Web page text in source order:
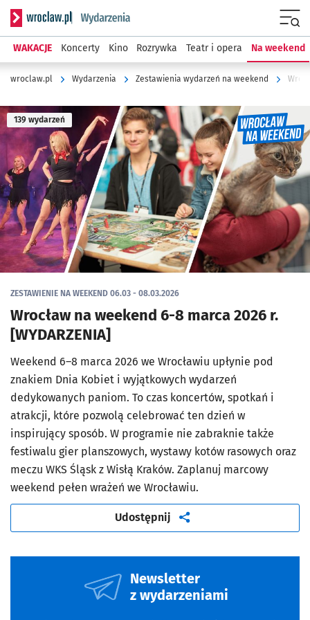
Serwis informacyjny wroclaw.pl podserwis: Wydarzenia
WAKACJE Koncerty Kino Rozrywka Teatr i opera Na weekend
wroclaw.pl Wydarzenia Zestawienia wydarzeń na weekend
ZESTAWIENIE NA WEEKEND 06.03 - 08.03.2026
Wrocław na weekend 6-8 marca 2026 r.
[WYDARZENIA]
139 wydarzeń
Weekend 6–8 marca 2026 we Wrocławiu upłynie pod
znakiem Dnia Kobiet i wyjątkowych wydarzeń
dedykowanych paniom. To czas koncertów, spotkań i
atrakcji, które pozwolą celebrować ten dzień w
inspirujący sposób. W programie nie zabraknie także
festiwalu gier planszowych, wystawy kotów rasowych oraz
meczu WKS Śląsk z Wisłą Kraków. Zaplanuj marcowy
weekend pełen wrażeń we Wrocławiu.
Udostępnij artykuł
Newsletter
z wydarzeniami